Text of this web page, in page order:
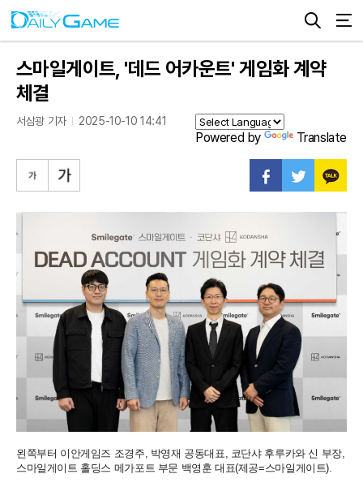
스마일게이트, '데드 어카운트' 게임화 계약
체결
서삼광 기자 2025-10-10 14:41
Powered by Translate
왼쪽부터 이안게임즈 조경주, 박영재 공동대표, 코단샤 후루카와 신 부장,
스마일게이트 홀딩스 메가포트 부문 백영훈 대표(제공=스마일게이트).